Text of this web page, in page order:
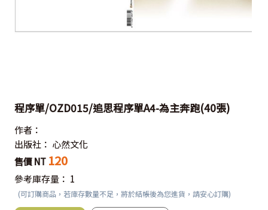
程序單/OZD015/追思程序單A4-為主奔跑(40張)
作者：
出版社： 心然文化
售價 NT 120
參考庫存量： 1
(可訂購商品，若庫存數量不足，將於結帳後為您進貨，請安心訂購)